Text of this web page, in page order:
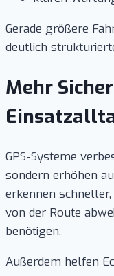
Gerade größere
deutlich
Mehr
GPS-Systeme
sondern erhöhen
erkennen
von der Route
benötigen.
Außerdem helfen